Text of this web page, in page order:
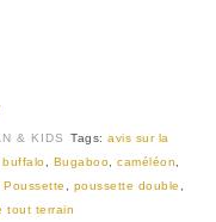
& KIDS Tags:avis sur la
buffalo Bugaboo caméléon
,Poussette poussette double
tout terrain